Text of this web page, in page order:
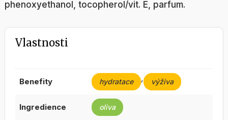
phenoxyethanol, tocopherol/vit. E, parfum.
Vlastnosti
benefity hydratace , výživa
ingredience oliva